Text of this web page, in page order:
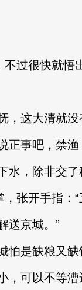
很快就悟出
这大清就没
事吧，禁渔
，除非交了
张开手指：“
京城。”
是缺粮又缺
可以不等漕